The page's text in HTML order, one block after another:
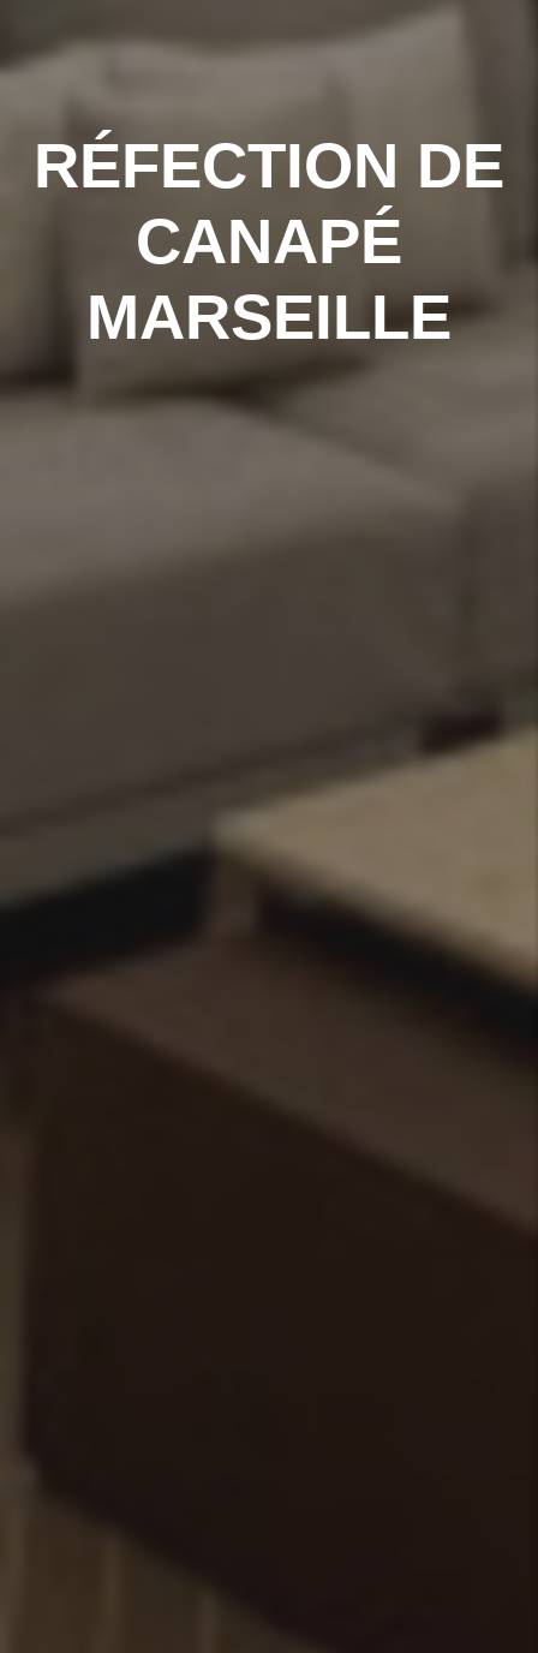
RÉFECTION DE
CANAPÉ
MARSEILLE